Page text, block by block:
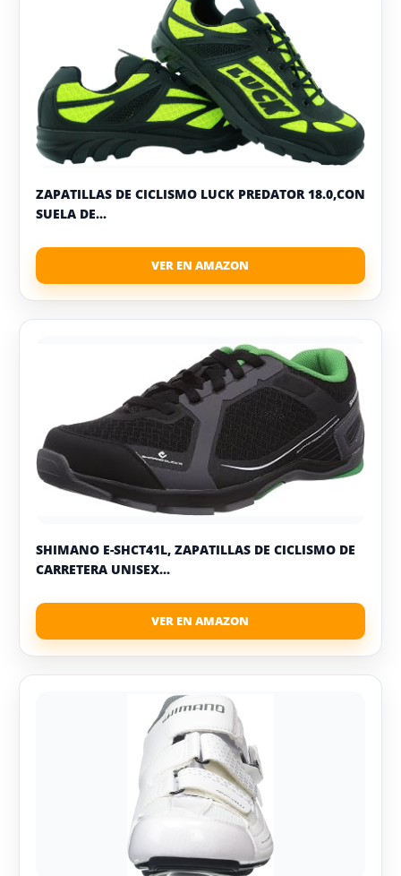
ZAPATILLAS DE CICLISMO LUCK PREDATOR 18.0,CON
SUELA DE...
SHIMANO E-SHCT41L, ZAPATILLAS DE CICLISMO DE
CARRETERA UNISEX...